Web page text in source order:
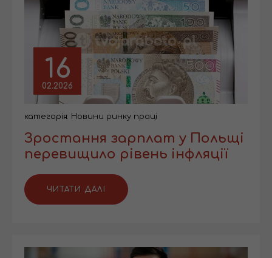
16
02.2026
категорія: Новини ринку праці
Зростання зарплат у Польщі
перевищило рівень інфляції
ЧИТАТИ ДАЛІ